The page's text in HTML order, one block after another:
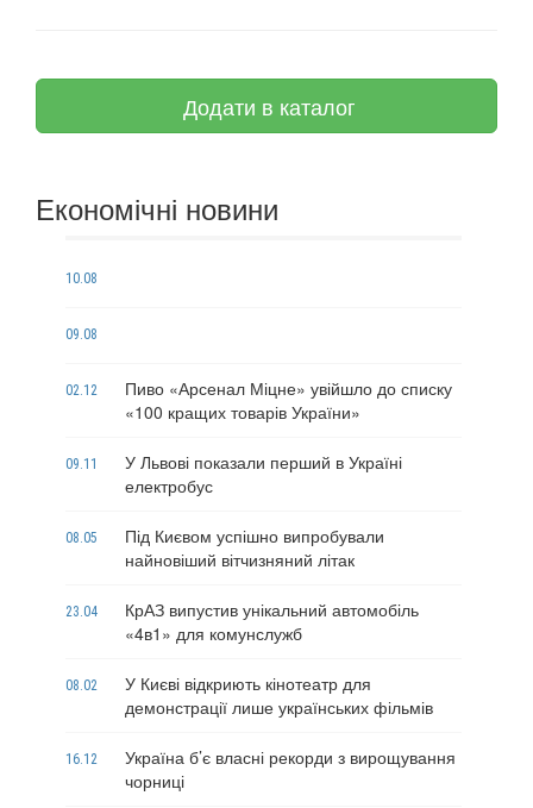
Додати в каталог
Економічні новини
10.08
09.08
02.12
Пиво «Арсенал Міцне» увійшло до списку
«100 кращих товарів України»
09.11
У Львові показали перший в Україні
електробус
08.05
Під Києвом успішно випробували
найновіший вітчизняний літак
23.04
КрАЗ випустив унікальний автомобіль
«4в1» для комунслужб
08.02
У Києві відкриють кінотеатр для
демонстрації лише українських фільмів
16.12
Україна б’є власні рекорди з вирощування
чорниці